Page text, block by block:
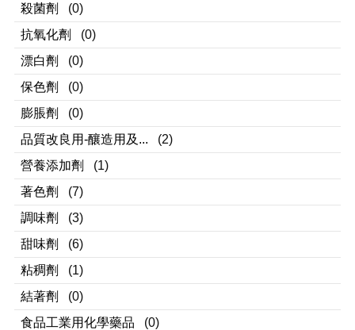
殺菌劑
(0)
抗氧化劑
(0)
漂白劑
(0)
保色劑
(0)
膨脹劑
(0)
品質改良用-釀造用及...
(2)
營養添加劑
(1)
著色劑
(7)
調味劑
(3)
甜味劑
(6)
粘稠劑
(1)
結著劑
(0)
食品工業用化學藥品
(0)